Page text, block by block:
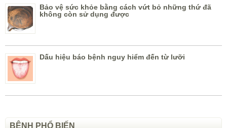
Bảo vệ sức khỏe bằng cách vứt bỏ những thứ đã
không còn sử dụng được
Dấu hiệu báo bệnh nguy hiểm đến từ lưỡi
BỆNH PHỔ BIẾN